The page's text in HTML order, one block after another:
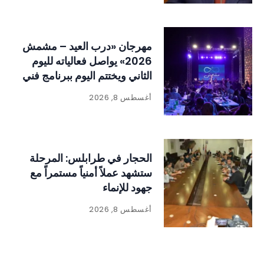
مهرجان «درب العيد – مشمش
2026» يواصل فعالياته لليوم
الثاني ويختتم اليوم ببرنامج فني
وتراثي حافل
أغسطس 8, 2026
الحجار في طرابلس: المرحلة
ستشهد عملاً أمنياً مستمراً مع
جهود للإنماء
أغسطس 8, 2026